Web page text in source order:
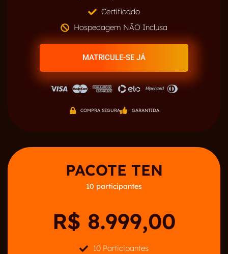
Certificado
Hospedagem NÃO Inclusa
MATRICULE-SE JÁ
COMPRA SEGURA GARANTIDA
PACOTE TEN
10 participantes
R$ 8.999,00
10 Participantes